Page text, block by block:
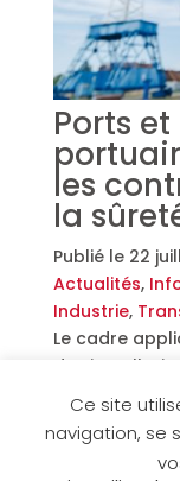
Ports
les
la
Publié le 22
Actualités,
Industrie,
Le cadre
des
travail de
de traiter le
de sûreté.
Ce site
navigation, se